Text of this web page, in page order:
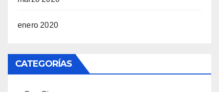
enero 2020
CATEGORÍAS